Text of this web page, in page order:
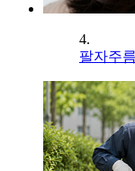
4.
팔자주